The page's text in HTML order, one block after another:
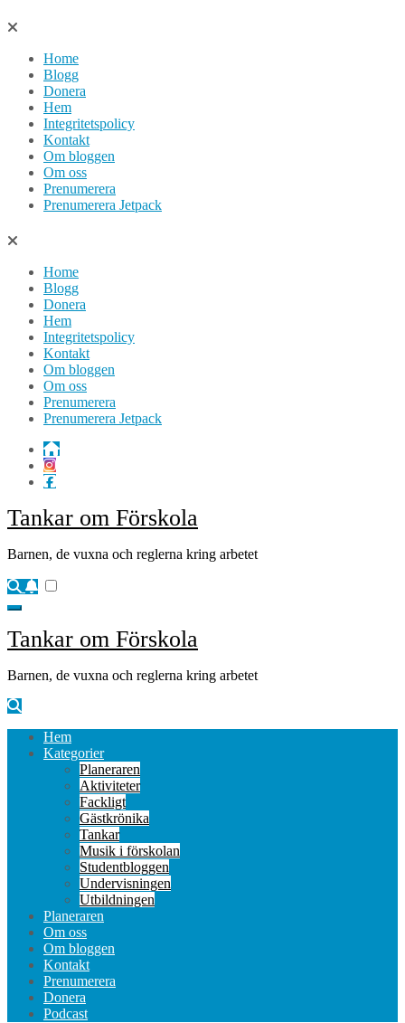
Hoppa
innehållHome
Blogg
Donera
Hem
Integritetspolicy
Kontakt
Om bloggen
Om oss
Prenumerera
Prenumerera Jetpack
Home
Blogg
Donera
Hem
Integritetspolicy
Kontakt
Om bloggen
Om oss
Prenumerera
Prenumerera Jetpack
Tankar om Förskola
Barnen, de vuxna och reglerna kring arbetet
Tankar om Förskola
Barnen, de vuxna och reglerna kring arbetet
Hem
Kategorier
Planeraren
Aktiviteter
Fackligt
Gästkrönika
Tankar
Musik i förskolan
Studentbloggen
Undervisningen
Utbildningen
Planeraren
Om oss
Om bloggen
Kontakt
Prenumerera
Donera
Podcast